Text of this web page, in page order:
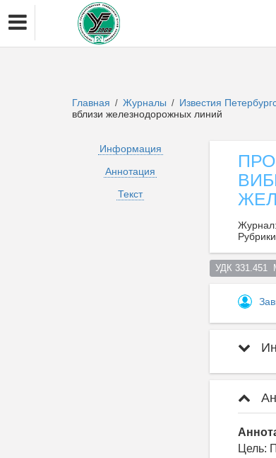
Главная / Журналы / Известия
вблизи железнодорожных линий
Информация
Аннотация
Текст
Журнал:
УДК 331.451
Цель: